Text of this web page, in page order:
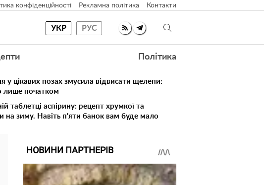
конфіденційності Рекламна політика Контакти
УКР РУС
Політика
у цікавих позах змусила відвисати щелепи:
лише початком
таблетці аспірину: рецепт хрумкої та
на зиму. Навіть п'яти банок вам буде мало
НОВИНИ ПАРТНЕРІВ